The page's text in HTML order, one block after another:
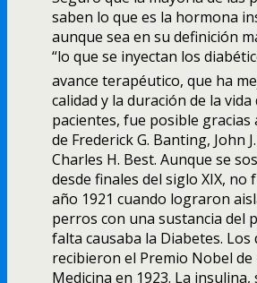
saben lo que es la hormona
aunque sea en su definición
“lo que se inyectan los
avance terapéutico, que ha
calidad y la duración de la vida
pacientes, fue posible gracias
de Frederick G. Banting, John
Charles H. Best. Aunque se
desde finales del siglo XIX, no
año 1921 cuando lograron
perros con una sustancia del
falta causaba la Diabetes.
recibieron el Premio Nobel de
Medicina en 1923. La